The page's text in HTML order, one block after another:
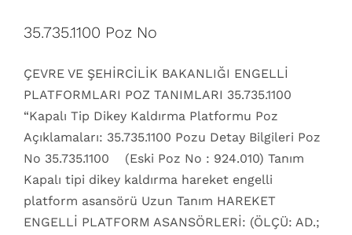
35.735.1100 Poz No
ÇEVRE VE ŞEHİRCİLİK BAKANLIĞI ENGELLİ
PLATFORMLARI POZ TANIMLARI 35.735.1100
“Kapalı Tip Dikey Kaldırma Platformu Poz
Açıklamaları: 35.735.1100 Pozu Detay Bilgileri Poz
No 35.735.1100 (Eski Poz No : 924.010) Tanım
Kapalı tipi dikey kaldırma hareket engelli
platform asansörü Uzun Tanım HAREKET
ENGELLİ PLATFORM ASANSÖRLERİ: (ÖLÇÜ: AD.;